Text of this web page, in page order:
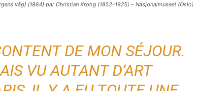
våg] (1884) par Christian Krohg (1852-1925) – Nasjonalmuseet (Oslo)
DE MON SÉJOUR.
VU AUTANT D’ART